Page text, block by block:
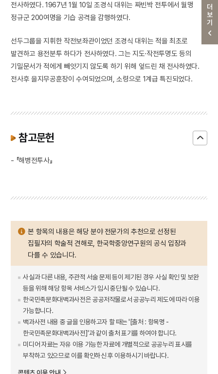
더보기
전사하였다. 1967년 1월 10일 조경식 대위는 짜빈박 전투에서 월맹
정규군 200여명을 기습 공격을 감행하였다.
선두그룹을 지휘한 작전보좌관이었던 조경식 대위는 적을 최초로
발견하고 용전분투 하다가 전사하였다. 그는 지도·작전투명도 등의
기밀문서가 적에게 빼앗기지 않도록 하기 위해 엎드린 채 전사하였다.
전사후 을지무공훈장이 수여되었으며, 소령으로 1계급 특진되었다.
참고문헌
- 『해병전투사』
본 항목의 내용은 해당 분야 전문가의 추천으로 선정된
집필자의 학술적 견해로, 한국학중앙연구원의 공식 입장과
다를 수 있습니다.
사실과 다른 내용, 주관적 서술 문제 등이 제기된 경우 사실 확인 및 보완
등을 위해 해당 항목 서비스가 임시 중단될 수 있습니다.
한국민족문화대백과사전은 공공저작물로서 공공누리 제도에 따라 이용
가능합니다.
백과사전 내용 중 글을 인용하고자 할 때는 '[출처 : 항목명 -
한국민족문화대백과사전]'과 같이 출처 표기를 하여야 합니다.
미디어 자료는 자유 이용 가능한 자료에 개별적으로 공공누리 표시를
부착하고 있으므로 이를 확인하신 후 이용하시기 바랍니다.